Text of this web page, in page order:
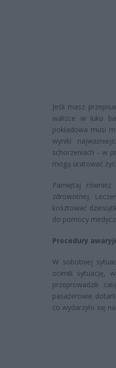
Jeśli masz
walizce w luku
pokładowa musi
wyniki
schorzeniach – w
mogą uratować
Pamiętaj
zdrowotnej.
kosztować
do pomocy
Procedury
W sobotniej
ocenili sytuację,
przeprowadzili
pasażerowie
co wydarzyło się